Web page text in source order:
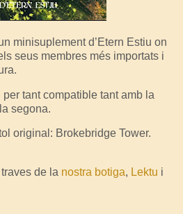
minisuplement d’Etern Estiu on
seus membres més importats i
tant compatible tant amb la
segona.
original: Brokebridge Tower.
de la nostra botiga, Lektu i